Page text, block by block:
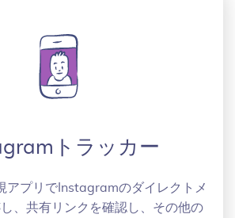
トラッカー
アプリでInstagramのダイレクトメ
、共有リンクを確認し、その他の